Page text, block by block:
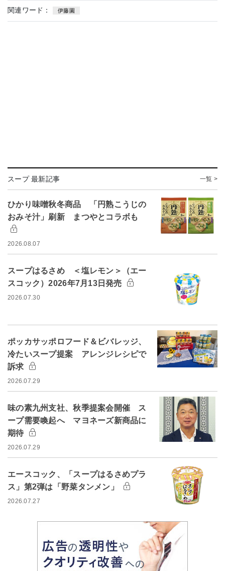
関連ワード： 伊藤園
スープ 最新記事 一覧 >
ひかり味噌秋冬商品 「円熟こうじの
おみそ汁」刷新 まつやとコラボも
2026.08.07
スープはるさめ ＜塩レモン＞（エー
スコック）2026年7月13日発売
2026.07.30
ポッカサッポロフード＆ビバレッジ、
冷たいスープ提案 アレンジレシピで
訴求
2026.07.29
味の素九州支社、秋季提案会開催 ス
ープ需要喚起へ マヨネーズ新商品に
期待
2026.07.29
エースコック、「スープはるさめプラ
ス」第2弾は「野菜タンメン」
2026.07.27